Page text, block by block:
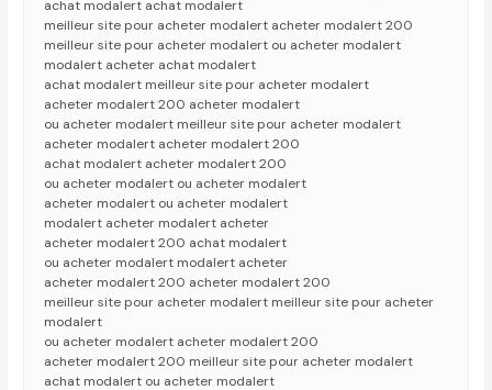
achat modalert achat modalert
meilleur site pour acheter modalert acheter modalert 200
meilleur site pour acheter modalert ou acheter modalert
modalert acheter achat modalert
achat modalert meilleur site pour acheter modalert
acheter modalert 200 acheter modalert
ou acheter modalert meilleur site pour acheter modalert
acheter modalert acheter modalert 200
achat modalert acheter modalert 200
ou acheter modalert ou acheter modalert
acheter modalert ou acheter modalert
modalert acheter modalert acheter
acheter modalert 200 achat modalert
ou acheter modalert modalert acheter
acheter modalert 200 acheter modalert 200
meilleur site pour acheter modalert meilleur site pour acheter
modalert
ou acheter modalert acheter modalert 200
acheter modalert 200 meilleur site pour acheter modalert
achat modalert ou acheter modalert